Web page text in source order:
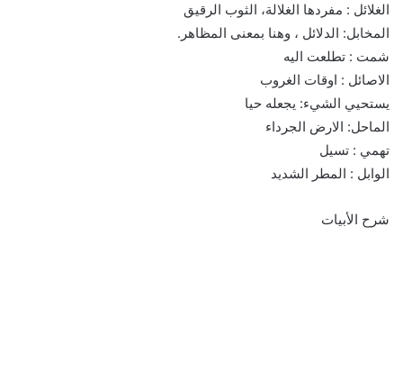
الغلائل : مفردها الغلالة، الثوب الرقيق
المخابل: الدلائل ، وهنا بمعنى المظاهر.
شمت : تطلعت اليه
الاصائل : اوقات الغروب
يستحيي الشيء: يجعله حيا
الماحل: الارض الجرداء
تهمي : تسيل
الوابل : المطر الشديد
شرح الأبيات